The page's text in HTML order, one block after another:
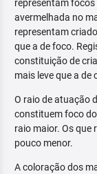
representam
avermelhada no
representam
que a de foco.
constituição de
mais leve que a de
O raio de atuação
constituem foco
raio maior. Os que
pouco menor.
A coloração dos